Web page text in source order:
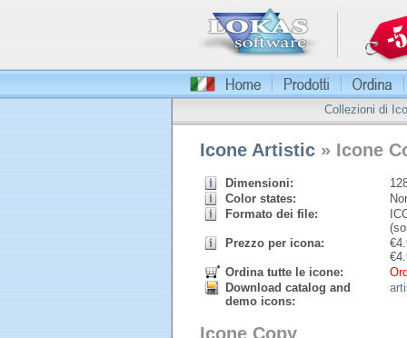
Collezioni di
Icone Artistic » Icone
Dimensioni:
Color states:
Formato dei file:
Prezzo per icona:
€
€
Ordina tutte le icone:
Download catalog and
demo icons:
Icone Copy